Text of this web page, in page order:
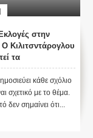
ΖΩΝΤΑΝΗ
ΑΓΚΥΡΑ -
Το iokh.gr δημοσιεύει
το οποίο είναι
Ωστόσο, αυτό δεν